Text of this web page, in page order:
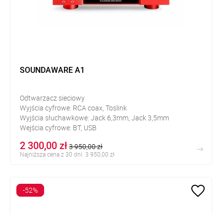
SOUNDAWARE A1
Odtwarzacz sieciowy
Wyjścia cyfrowe: RCA coax, Toslink
Wyjścia słuchawkowe: Jack 6,3mm, Jack 3,5mm
Wejścia cyfrowe: BT, USB
2 300,00 zł3 950,00 zł
Najniższa cena z 30 dni: 3 950,00 zł
-52%